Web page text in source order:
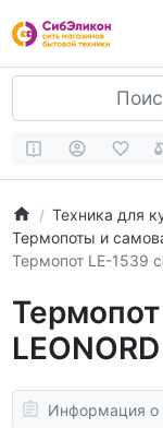
Техника для
Термопоты и
Термопот LE-1539
Информация о